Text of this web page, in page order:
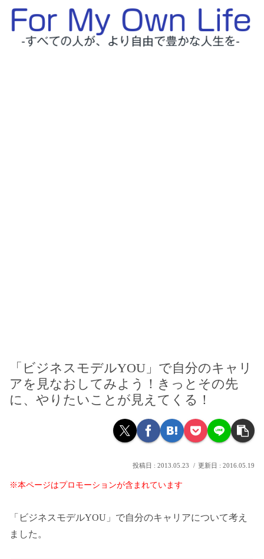
「ビジネスモデルYOU」で自分のキャリ
アを見なおしてみよう！きっとその先
に、やりたいことが見えてくる！
2013.05.23 2016.05.19
※本ページはプロモーションが含まれています
「ビジネスモデルYOU」で自分のキャリアについて考え
ました。